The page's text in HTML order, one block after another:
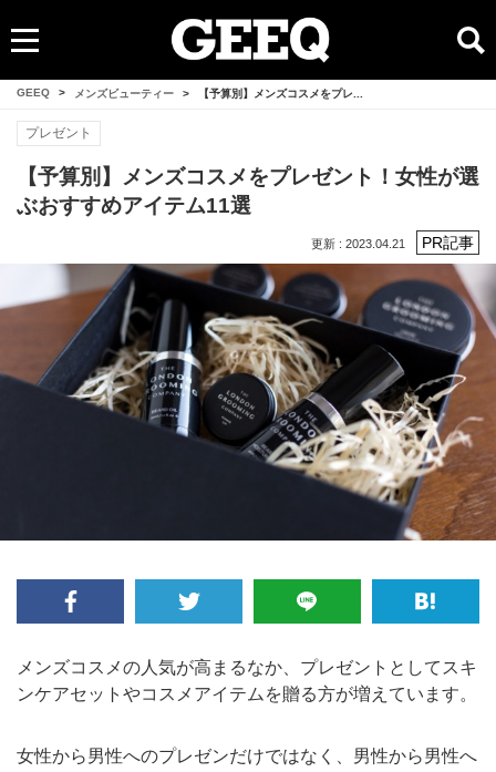
GEEQ > メンズビューティー > 【予算別】メンズコスメをプレ...
プレゼント
【予算別】メンズコスメをプレゼント！女性が選
ぶおすすめアイテム11選
更新 : 2023.04.21
メンズコスメの人気が高まるなか、プレゼントとしてスキ
ンケアセットやコスメアイテムを贈る方が増えています。
女性から男性へのプレゼンだけではなく、男性から男性へ